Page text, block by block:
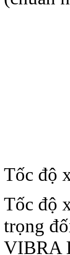
Tốc độ
Tốc độ
trọng
VIBRA